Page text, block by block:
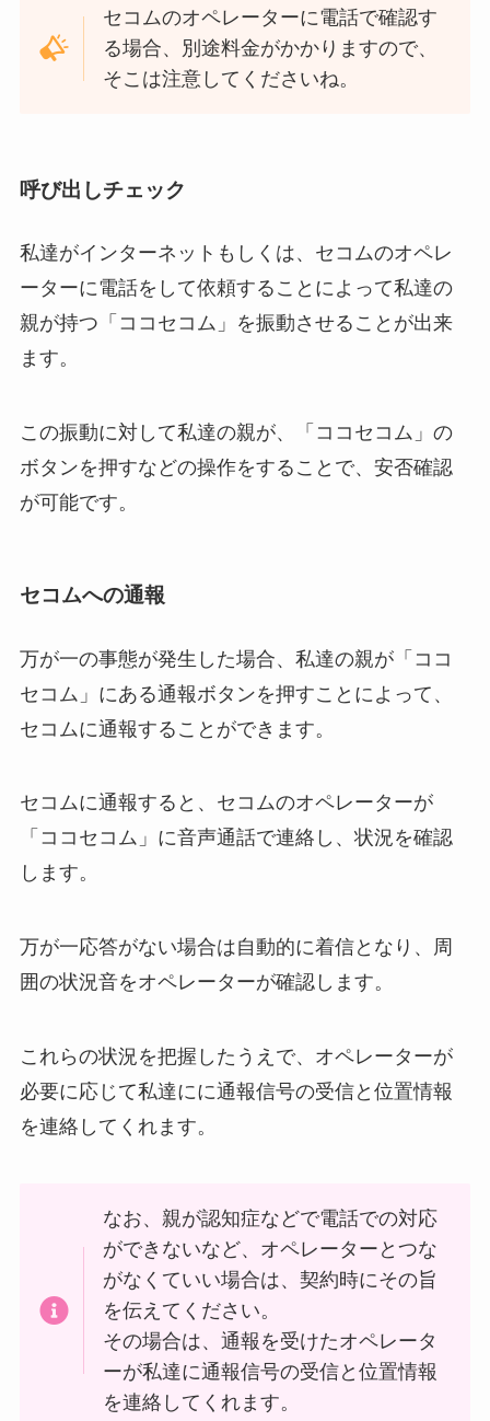
セコムのオペレーターに電話で確認す
る場合、別途料金がかかりますので、
そこは注意してくださいね。
呼び出しチェック
私達がインターネットもしくは、セコムのオペレ
ーターに電話をして依頼することによって私達の
親が持つ「ココセコム」を振動させることが出来
ます。
この振動に対して私達の親が、「ココセコム」の
ボタンを押すなどの操作をすることで、安否確認
が可能です。
セコムへの通報
万が一の事態が発生した場合、私達の親が「ココ
セコム」にある通報ボタンを押すことによって、
セコムに通報することができます。
セコムに通報すると、セコムのオペレーターが
「ココセコム」に音声通話で連絡し、状況を確認
します。
万が一応答がない場合は自動的に着信となり、周
囲の状況音をオペレーターが確認します。
これらの状況を把握したうえで、オペレーターが
必要に応じて私達にに通報信号の受信と位置情報
を連絡してくれます。
なお、親が認知症などで電話での対応
ができないなど、オペレーターとつな
がなくていい場合は、契約時にその旨
を伝えてください。
その場合は、通報を受けたオペレータ
ーが私達に通報信号の受信と位置情報
を連絡してくれます。